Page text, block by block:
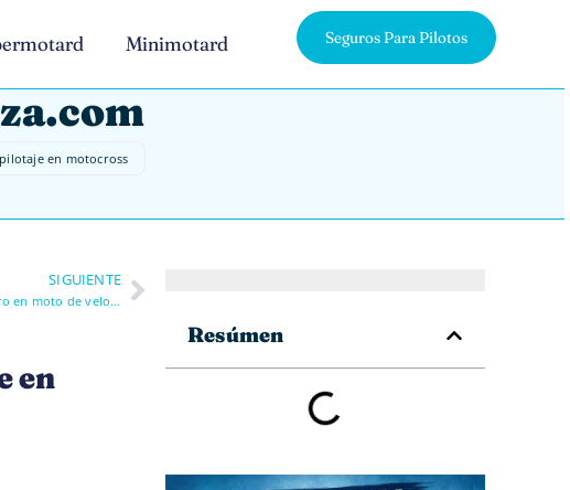
Minimotard Seguros Para Pilotos
en motocross
SIGUIENTE
Reparto correcto de frenos entre tren delantero y trasero en moto de velocidad
en
Resúmen